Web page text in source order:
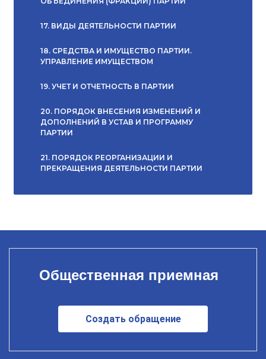
17. ВИДЫ ДЕЯТЕЛЬНОСТИ ПАРТИИ
18. СРЕДСТВА И ИМУЩЕСТВО ПАРТИИ.
УПРАВЛЕНИЕ ИМУЩЕСТВОМ
19. УЧЕТ И ОТЧЕТНОСТЬ В ПАРТИИ
20. ПОРЯДОК ВНЕСЕНИЯ ИЗМЕНЕНИЙ И
ДОПОЛНЕНИЙ В УСТАВ И ПРОГРАММУ
ПАРТИИ
21. ПОРЯДОК РЕОРГАНИЗАЦИИ И
ПРЕКРАЩЕНИЯ ДЕЯТЕЛЬНОСТИ ПАРТИИ
Общественная приемная
Создать обращение